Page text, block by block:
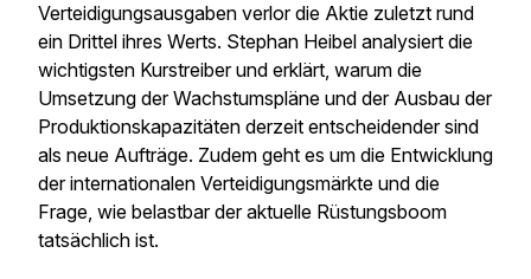
Verteidigungsausgaben verlor die Aktie zuletzt rund
ein Drittel ihres Werts. Stephan Heibel analysiert die
wichtigsten Kurstreiber und erklärt, warum die
Umsetzung der Wachstumspläne und der Ausbau der
Produktionskapazitäten derzeit entscheidender sind
als neue Aufträge. Zudem geht es um die Entwicklung
der internationalen Verteidigungsmärkte und die
Frage, wie belastbar der aktuelle Rüstungsboom
tatsächlich ist.